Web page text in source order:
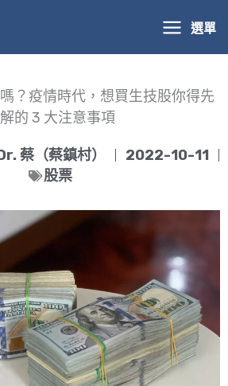
選單
？疫情時代，想買生技股你得先
的 3 大注意事項
蔡（蔡鎮村）
2022-10-11
股票